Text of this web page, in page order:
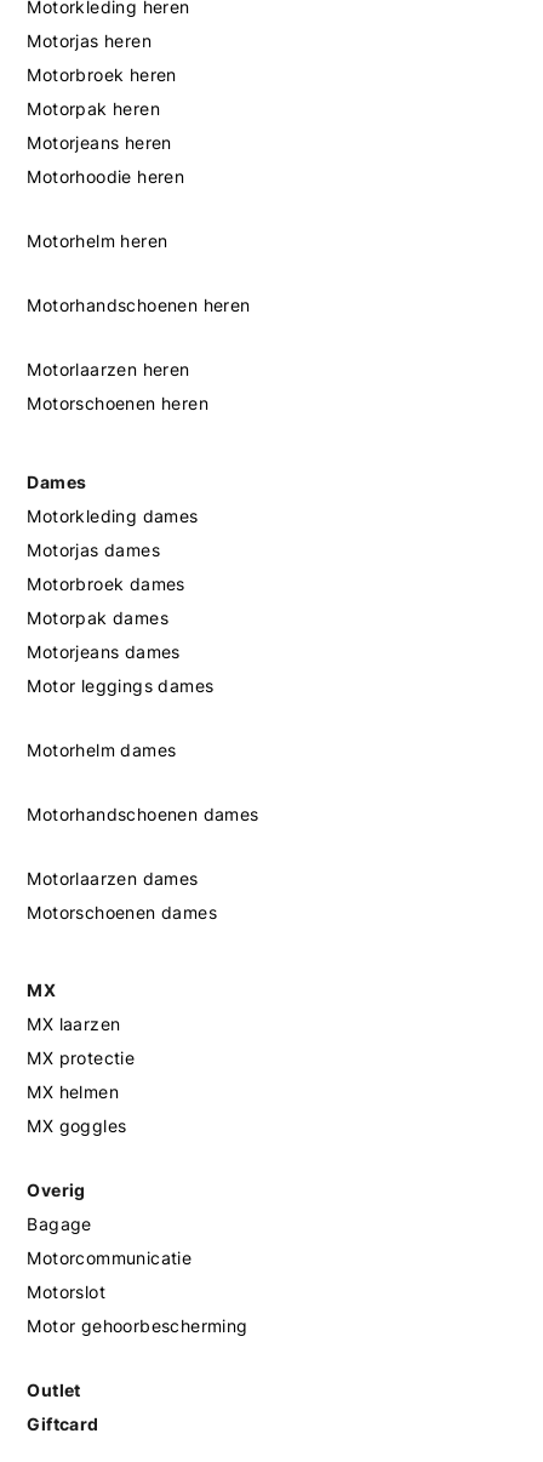
Motorkleding heren
Motorjas heren
Motorbroek heren
Motorpak heren
Motorjeans heren
Motorhoodie heren
Motorhelm heren
Motorhandschoenen heren
Motorlaarzen heren
Motorschoenen heren
Dames
Motorkleding dames
Motorjas dames
Motorbroek dames
Motorpak dames
Motorjeans dames
Motor leggings dames
Motorhelm dames
Motorhandschoenen dames
Motorlaarzen dames
Motorschoenen dames
MX
MX laarzen
MX protectie
MX helmen
MX goggles
Overig
Bagage
Motorcommunicatie
Motorslot
Motor gehoorbescherming
Outlet
Giftcard